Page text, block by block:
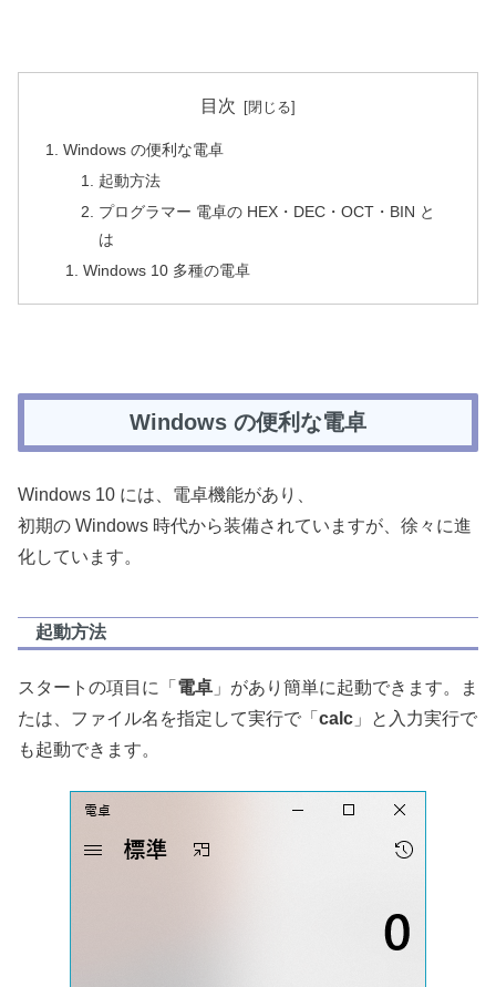
目次
Windows の便利な電卓
起動方法
プログラマー 電卓の HEX・DEC・OCT・BIN と
は
Windows 10 多種の電卓
Windows の便利な電卓
Windows 10 には、電卓機能があり、
初期の Windows 時代から装備されていますが、徐々に進
化しています。
起動方法
スタートの項目に「 電卓 」があり簡単に起動できます。ま
たは、ファイル名を指定して実行で「 calc 」と入力実行で
も起動できます。